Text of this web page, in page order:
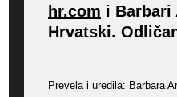
hr.com i Barbari
Hrvatski.
Prevela i uredila: Barbara